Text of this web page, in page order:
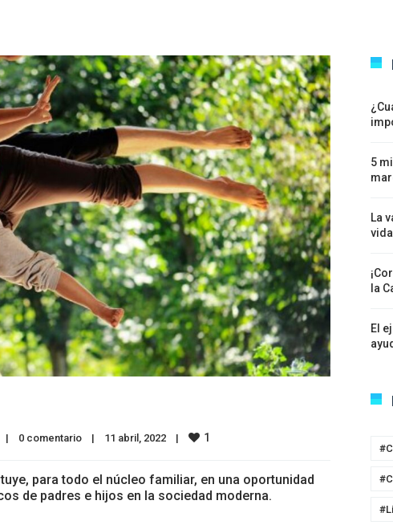
| 0 comentario | 11 abril, 2022 | 1
para todo el núcleo familiar, en una oportunidad
de padres e hijos en la sociedad moderna.
5
La
la
El